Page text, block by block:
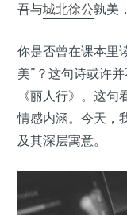
吾与城北徐公孰美
你是否曾在课本里
美”？这句诗或许
《丽人行》。这
情感内涵。今天，
及其深层寓意。